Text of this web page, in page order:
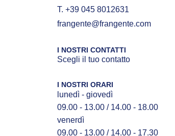
T. +39 045 8012631
frangente@frangente.com
I NOSTRI CONTATTI
Scegli il tuo contatto
I NOSTRI ORARI
lunedì - giovedì
09.00 - 13.00 / 14.00 - 18.00
venerdì
09.00 - 13.00 / 14.00 - 17.30